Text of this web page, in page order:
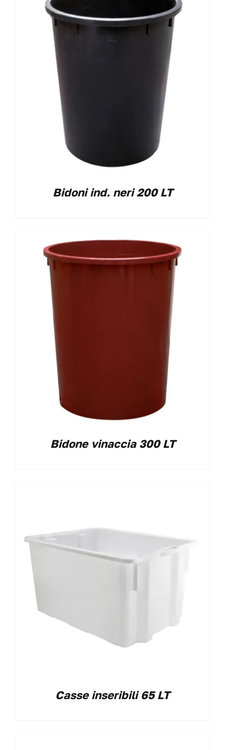
Bidoni ind. neri 200 LT
Bidone vinaccia 300 LT
Casse inseribili 65 LT